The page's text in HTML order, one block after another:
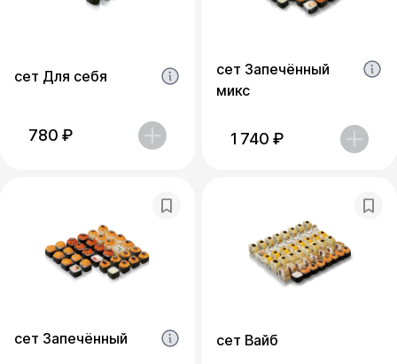
сет Для себя
780 ₽
сет Запечённый
микс
1 740 ₽
сет Запечённый сет Вайб